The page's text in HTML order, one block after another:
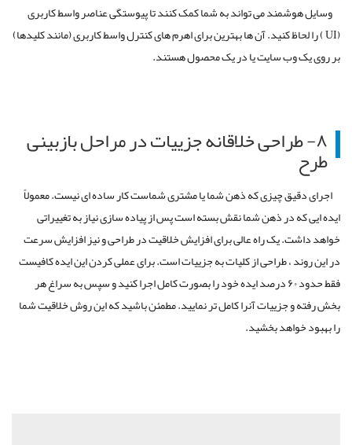
وسایل هوشمند می تواند به شما کمک کنند تا پیوستگی عناصر واسط کاربری
(UI ) را لحاظ کنید. آن ها بهترین برای اهرم های کنترل واسط کاربری (مانند کلیدها)
بر روی یک وب سایت یا در یک محصول هستند.
۸- طراحی خلاقانه جزییات در مراحل بازبینی
طرح
اجرای دقیق چیزی که ذهن شما یا مشتری شماست کار ساده ای نیست. معمولاً
ایده ایی که در ذهن شما نقش بسته است پس از پیاده سازی نیاز به تغییراتی
خواهد داشت. یک راه عالی برای افزایش خلاقیت در طراحی و نیز افزایش سرعت
در این روند ، طراحی از کلیات به جزییات است. برای عملی کردن این ایده کافیست
فقط حدود ۶۰ درصد ایده خود را بصورت کامل اجرا کنید و سپس به سراغ هر
بخش رفته و جزییات آنرا کامل تر نمایید. مطمئن باشید که این روش خلاقیت شما
را بهبود خواهد بخشید.